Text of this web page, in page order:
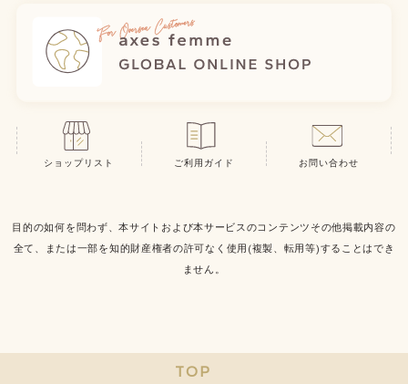
ショップリスト ご利用ガイド お問い合わせ
目的の如何を問わず、本サイトおよび本サービスのコンテンツその他掲載内容の
全て、または一部を知的財産権者の許可なく使用(複製、転用等)することはでき
ません。
TOP